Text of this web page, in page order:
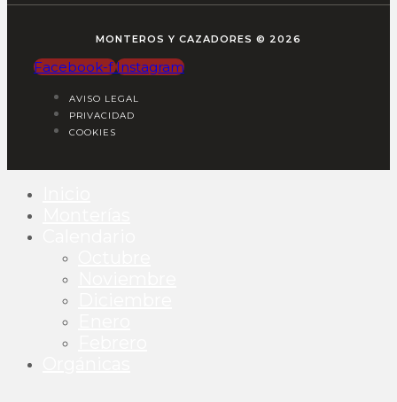
MONTEROS Y CAZADORES © 2026
Facebook-f Instagram
AVISO LEGAL
PRIVACIDAD
COOKIES